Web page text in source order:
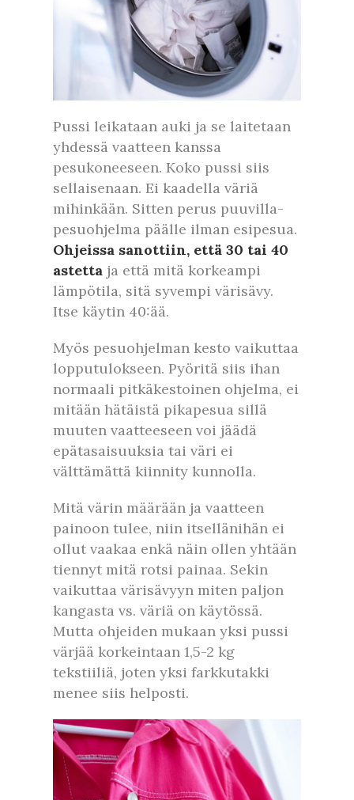
Pussi leikataan auki ja se laitetaan
yhdessä vaatteen kanssa
pesukoneeseen. Koko pussi siis
sellaisenaan. Ei kaadella väriä
mihinkään. Sitten perus puuvilla-
pesuohjelma päälle ilman esipesua.
Ohjeissa sanottiin, että 30 tai 40
astetta ja että mitä korkeampi
lämpötila, sitä syvempi värisävy.
Itse käytin 40:ää.
Myös pesuohjelman kesto vaikuttaa
lopputulokseen. Pyöritä siis ihan
normaali pitkäkestoinen ohjelma, ei
mitään hätäistä pikapesua sillä
muuten vaatteeseen voi jäädä
epätasaisuuksia tai väri ei
välttämättä kiinnity kunnolla.
Mitä värin määrään ja vaatteen
painoon tulee, niin itsellänihän ei
ollut vaakaa enkä näin ollen yhtään
tiennyt mitä rotsi painaa. Sekin
vaikuttaa värisävyyn miten paljon
kangasta vs. väriä on käytössä.
Mutta ohjeiden mukaan yksi pussi
värjää korkeintaan 1,5-2 kg
tekstiiliä, joten yksi farkkutakki
menee siis helposti.